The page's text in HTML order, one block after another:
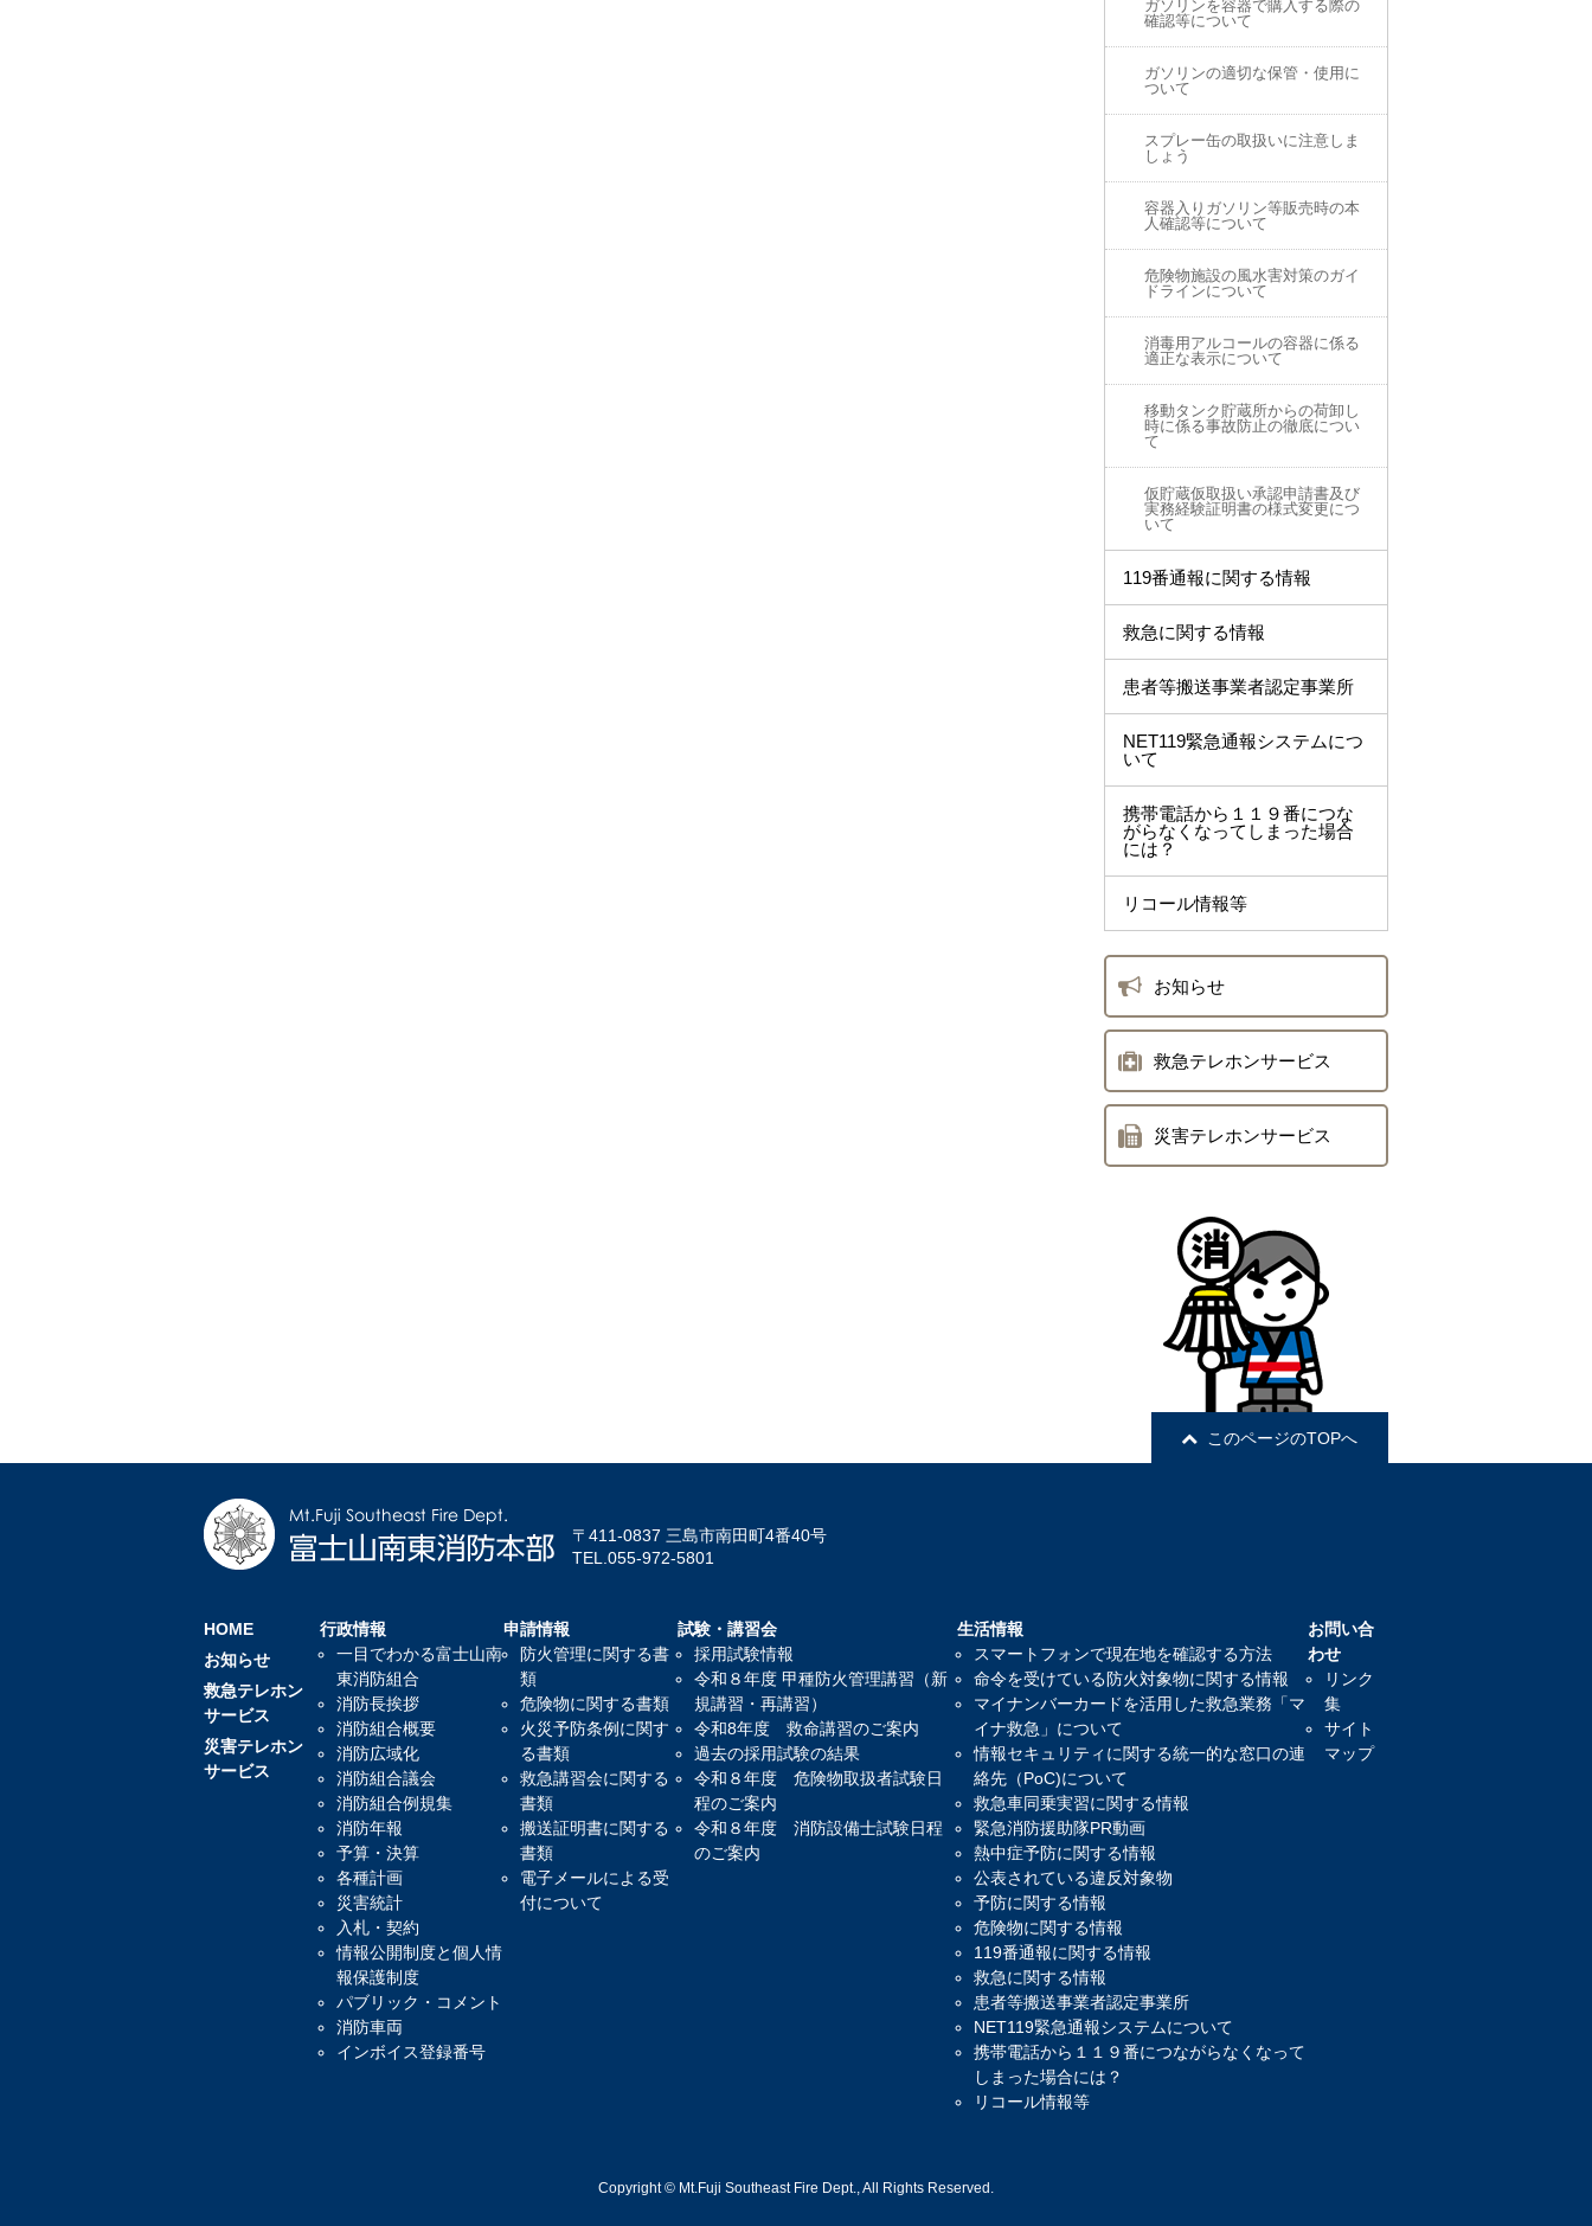
ガソリンを容器で購入する際の
確認等について
ガソリンの適切な保管・使用に
ついて
スプレー缶の取扱いに注意しま
しょう
容器入りガソリン等販売時の本
人確認等について
危険物施設の風水害対策のガイ
ドラインについて
消毒用アルコールの容器に係る
適正な表示について
移動タンク貯蔵所からの荷卸し
時に係る事故防止の徹底につい
て
仮貯蔵仮取扱い承認申請書及び
実務経験証明書の様式変更につ
いて
119番通報に関する情報
救急に関する情報
患者等搬送事業者認定事業所
NET119緊急通報システムにつ
いて
携帯電話から１１９番につな
がらなくなってしまった場合
には？
リコール情報等
お知らせ
救急テレホンサービス
災害テレホンサービス
このページのTOPへ
〒411-0837 三島市南田町4番40号
TEL.055-972-5801
HOME
お知らせ
救急テレホン
サービス
災害テレホン
サービス
行政情報
一目でわかる富士山南
東消防組合
消防長挨拶
消防組合概要
消防広域化
消防組合議会
消防組合例規集
消防年報
予算・決算
各種計画
災害統計
入札・契約
情報公開制度と個人情
報保護制度
パブリック・コメント
消防車両
インボイス登録番号
申請情報
防火管理に関する書
類
危険物に関する書類
火災予防条例に関す
る書類
救急講習会に関する
書類
搬送証明書に関する
書類
電子メールによる受
付について
試験・講習会
採用試験情報
令和８年度 甲種防火管理講習（新
規講習・再講習）
令和8年度 救命講習のご案内
過去の採用試験の結果
令和８年度 危険物取扱者試験日
程のご案内
令和８年度 消防設備士試験日程
のご案内
生活情報
スマートフォンで現在地を確認する方法
命令を受けている防火対象物に関する情報
マイナンバーカードを活用した救急業務「マ
イナ救急」について
情報セキュリティに関する統一的な窓口の連
絡先（PoC)について
救急車同乗実習に関する情報
緊急消防援助隊PR動画
熱中症予防に関する情報
公表されている違反対象物
予防に関する情報
危険物に関する情報
119番通報に関する情報
救急に関する情報
患者等搬送事業者認定事業所
NET119緊急通報システムについて
携帯電話から１１９番につながらなくなって
しまった場合には？
リコール情報等
お問い合
わせ
リンク
集
サイト
マップ
Copyright © Mt.Fuji Southeast Fire Dept., All Rights Reserved.